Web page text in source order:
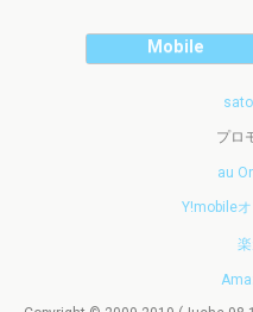
Mobile
プロ
au
Y!mobile